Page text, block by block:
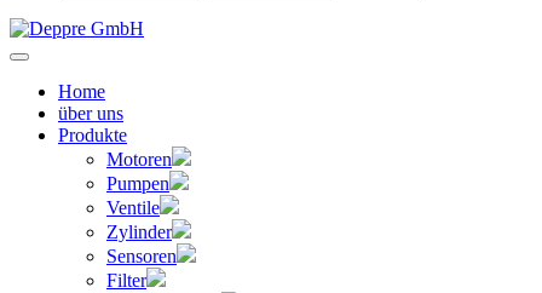
Home
über uns
Produkte
Motoren
Pumpen
Ventile
Zylinder
Sensoren
Filter